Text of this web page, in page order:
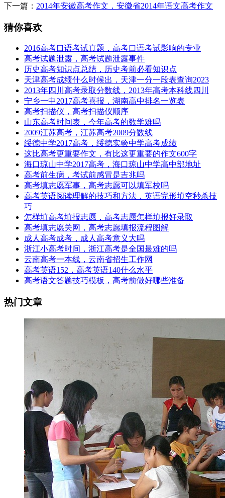
下一篇： 2014年安徽高考作文，安徽省2014年语文高考作文
猜你喜欢
2016高考口语考试真题，高考口语考试影响的专业
高考试题泄露，高考试题泄露事件
历史高考知识点总结，历史考前必看知识点
天津高考成绩什么时候出，天津一分一段表查询2023
2013年四川高考录取分数线，2013年高考本科线四川
宁乡一中2017高考喜报，湖南高中排名一览表
高考扫描仪，高考扫描仪顺序
山东高考时间表，今年高考的数学难吗
2009江苏高考，江苏高考2009分数线
绥德中学2017高考，绥德实验中学高考成绩
这比高考更重要作文，有比这更重要的作文600字
海口琼山中学2017高考，海口琼山中学高中部地址
高考前生病，考试前感冒是吉兆吗
高考填志愿军事，高考志愿可以填军校吗
高考英语阅读理解的技巧和方法，英语完形填空秒杀技
巧
怎样填高考填报志愿，高考志愿怎样填报好录取
高考填志愿关网，高考志愿填报流程图解
成人高考成考，成人高考意义大吗
浙江小高考时间，浙江高考是全国最难的吗
云南高考一本线，云南省招生工作网
高考英语152，高考英语140什么水平
高考语文答题技巧模板，高考前做好哪些准备
热门文章